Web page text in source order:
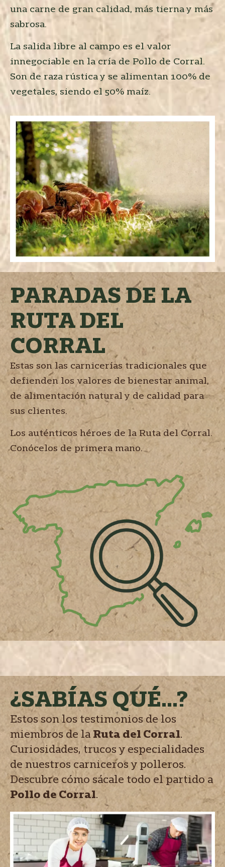
una carne de gran calidad, más tierna y más
sabrosa.
La salida libre al campo es el valor
innegociable en la cría de Pollo de Corral.
Son de raza rústica y se alimentan 100% de
vegetales, siendo el 50% maíz.
PARADAS DE LA
RUTA DEL
CORRAL
Estas son las carnicerías tradicionales que
defienden los valores de bienestar animal,
de alimentación natural y de calidad para
sus clientes.
Los auténticos héroes de la Ruta del Corral.
Conócelos de primera mano.
¿SABÍAS QUÉ...?
Estos son los testimonios de los
miembros de la Ruta del Corral.
Curiosidades, trucos y especialidades
de nuestros carniceros y polleros.
Descubre cómo sácale todo el partido a
Pollo de Corral.